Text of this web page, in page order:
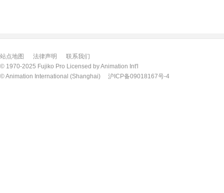
站点地图 法律声明
联系我们
© 1970-2025 Fujiko Pro Licensed by Animation Int'l
© Animation International (Shanghai)
沪ICP备09018167号-4